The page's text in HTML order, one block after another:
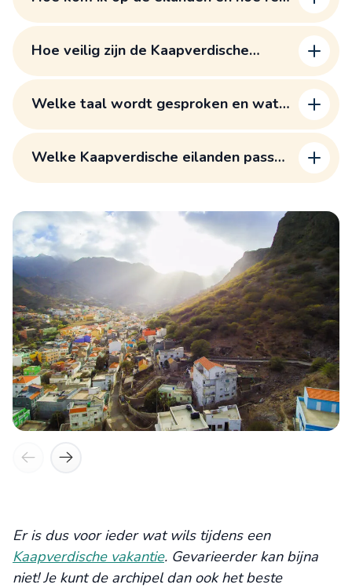
Hoe veilig zijn de Kaapverdische
Welke taal wordt gesproken en wat
Welke Kaapverdische eilanden passen
Er is dus voor ieder wat wils tijdens een
Kaapverdische vakantie. Gevarieerder kan bijna
niet! Je kunt de archipel dan ook het beste